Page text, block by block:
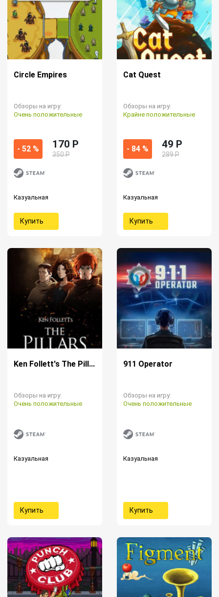
Circle Empires
Обзоры на игру:
Очень положительные
- 52 % 170 P
350 Р
Казуальная
Купить
Cat Quest
Обзоры на игру:
Крайне положительные
- 84 % 49 P
289 Р
Казуальная
Купить
Ken Follett's The Pill...
Обзоры на игру:
Очень положительные
Казуальная
Купить
911 Operator
Обзоры на игру:
Очень положительные
Казуальная
Купить